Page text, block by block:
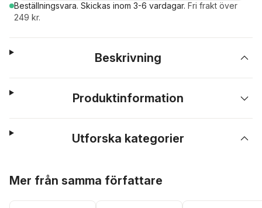
Beställningsvara. Skickas inom 3-6 vardagar. Fri frakt över
249 kr.
Beskrivning
Produktinformation
Utforska kategorier
Mer från samma författare